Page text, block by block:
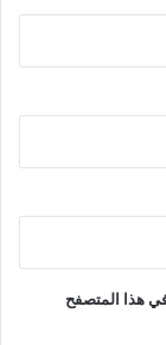
هذا المتصفح